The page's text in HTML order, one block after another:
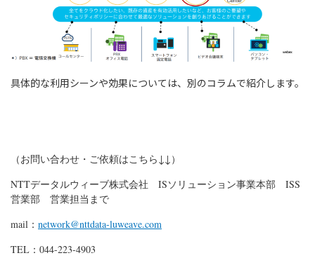
具体的な利用シーンや効果については、別のコラムで紹介します。
（お問い合わせ・ご依頼はこちら↓↓）
NTTデータルウィーブ株式会社 ISソリューション事業本部 ISS
営業部 営業担当まで
mail： network@nttdata-luweave.com
TEL：044-223-4903